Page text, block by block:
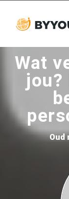
Wat
jou?
Oud